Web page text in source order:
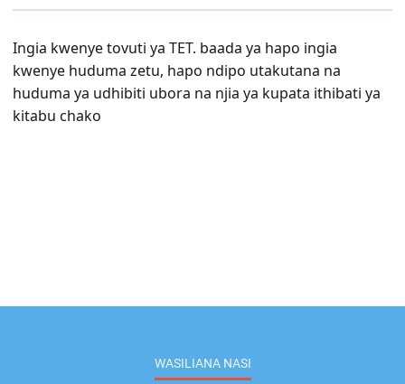
Ingia kwenye tovuti ya TET. baada ya hapo ingia
kwenye huduma zetu, hapo ndipo utakutana na
huduma ya udhibiti ubora na njia ya kupata ithibati ya
kitabu chako
WASILIANA NASI